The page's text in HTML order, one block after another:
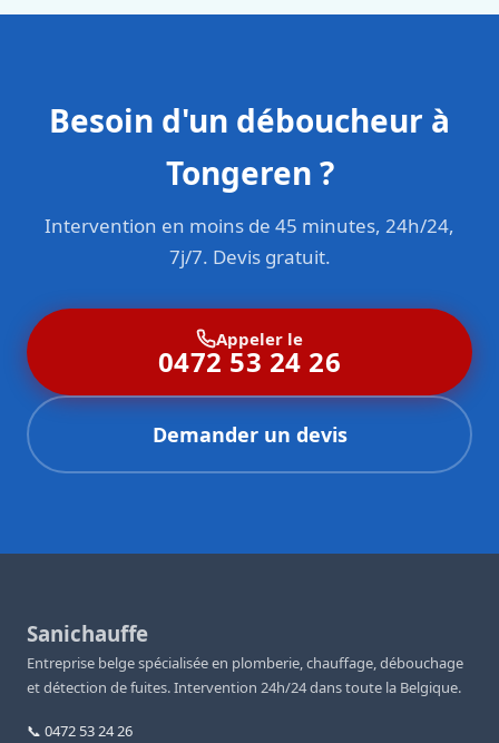
Besoin d'un déboucheur à
Tongeren ?
Intervention en moins de 45 minutes, 24h/24,
7j/7. Devis gratuit.
Appeler le
0472 53 24 26
Demander un devis
Sanichauffe
Entreprise belge spécialisée en plomberie, chauffage, débouchage
et détection de fuites. Intervention 24h/24 dans toute la Belgique.
📞 0472 53 24 26